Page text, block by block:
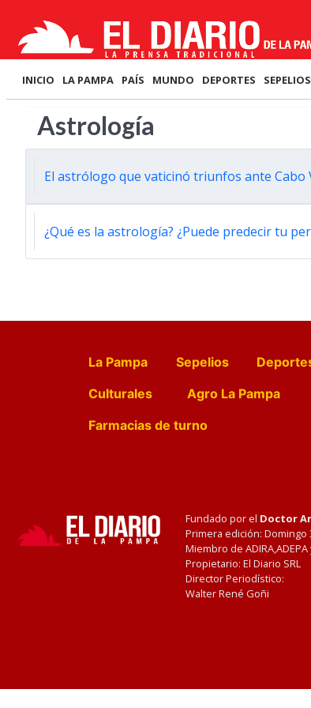
INICIO LA PAMPA PAÍS MUNDO DEPORTES SEPELIOS
Astrología
El astrólogo que vaticinó triunfos ante Cabo
¿Qué es la astrología? ¿Puede predecir tu
La Pampa Sepelios
Culturales
Agro La Pampa
Farmacias de turno
Fundado por el Doctor
Primera edición: Domingo
Miembro de ADIRA,ADEPA
Propietario: El Diario SRL
Director Periodístico:
Walter René Goñi